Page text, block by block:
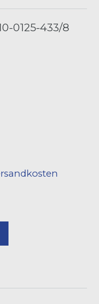
0125-433/8